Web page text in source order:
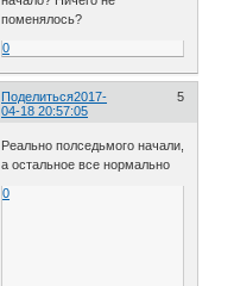
поменялось?
0
Поделиться 5
2017-
04-18 20:57:05
Реально полседьмого начали,
а остальное все нормально
0